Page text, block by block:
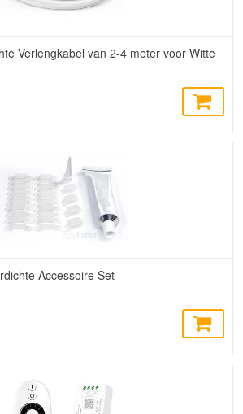
Verlengkabel van 2-4 meter voor Witte
Accessoire Set